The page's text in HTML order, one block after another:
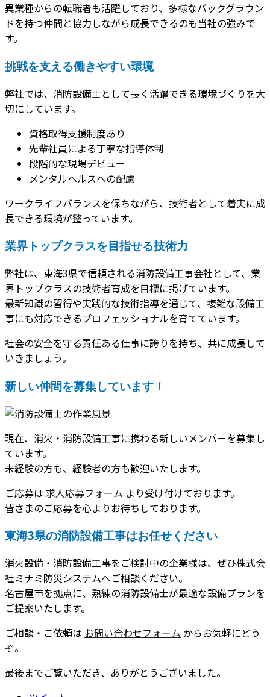
異業種からの転職者も活躍しており、多様なバックグラウン
ドを持つ仲間と協力しながら成長できるのも当社の強みで
す。
挑戦を支える働きやすい環境
弊社では、消防設備士として長く活躍できる環境づくりを大
切にしています。
資格取得支援制度あり
先輩社員による丁寧な指導体制
段階的な現場デビュー
メンタルヘルスへの配慮
ワークライフバランスを保ちながら、技術者として着実に成
長できる環境が整っています。
業界トップクラスを目指せる技術力
弊社は、東海3県で信頼される消防設備工事会社として、業
界トップクラスの技術者育成を目標に掲げています。
最新知識の習得や実践的な技術指導を通じて、複雑な設備工
事にも対応できるプロフェッショナルを育てています。
社会の安全を守る責任ある仕事に誇りを持ち、共に成長して
いきましょう。
新しい仲間を募集しています！
現在、消火・消防設備工事に携わる新しいメンバーを募集し
ています。
未経験の方も、経験者の方も歓迎いたします。
ご応募は 求人応募フォーム より受け付けております。
皆さまのご応募を心よりお待ちしております。
東海3県の消防設備工事はお任せください
消火設備・消防設備工事をご検討中の企業様は、ぜひ株式会
社ミナミ防災システムへご相談ください。
名古屋市を拠点に、熟練の消防設備士が最適な設備プランを
ご提案いたします。
ご相談・ご依頼は お問い合わせフォーム からお気軽にどう
ぞ。
最後までご覧いただき、ありがとうございました。